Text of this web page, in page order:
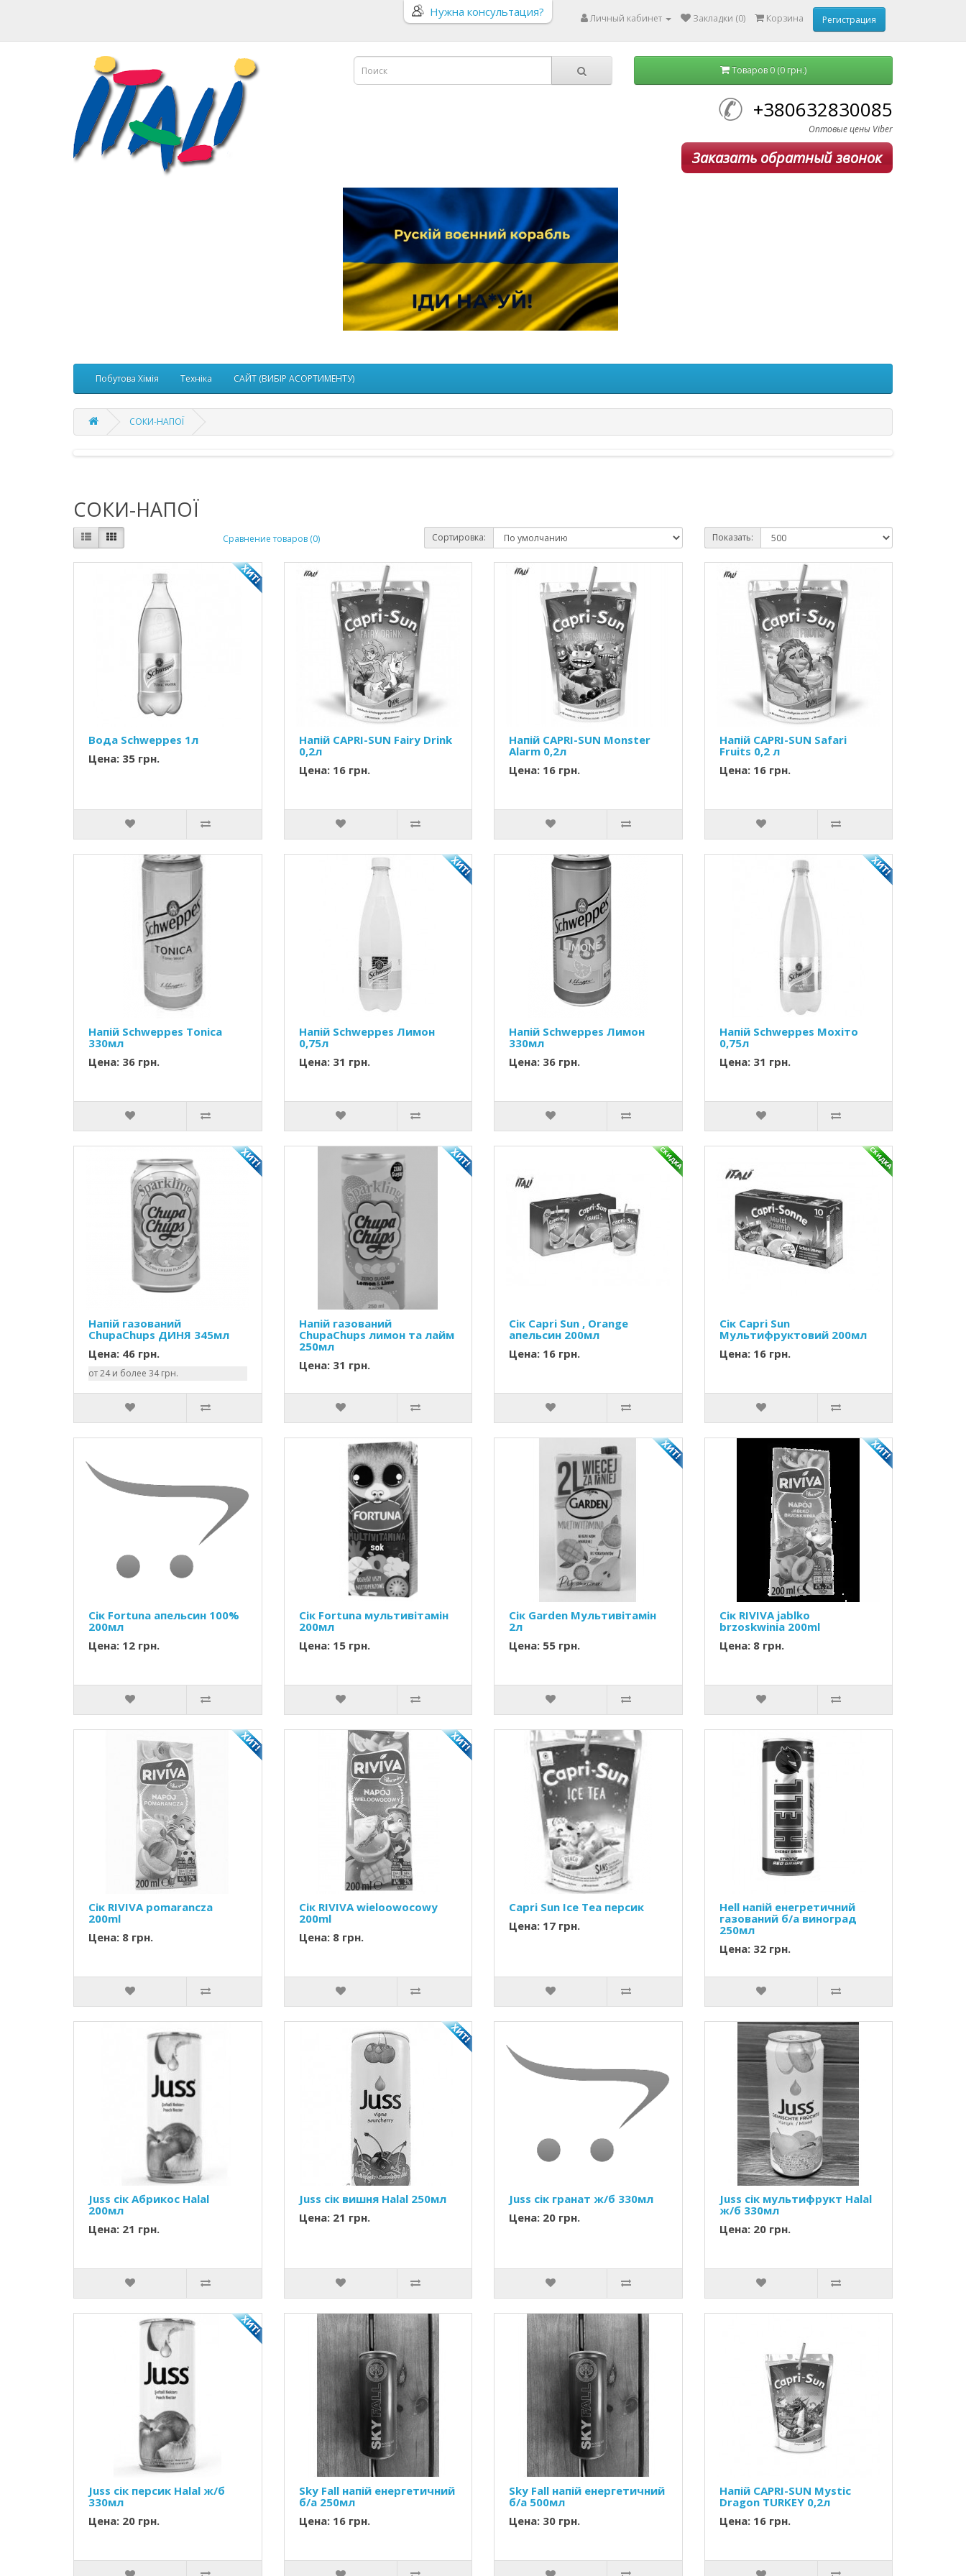
Личный кабинет Закладки (0) Корзина Регистрация
Нужна консультация?
Товаров 0 (0 грн.)
+380632830085
Оптовые цены Viber
Заказать обратный звонок
Побутова Хімія Техніка САЙТ (ВИБІР АСОРТИМЕНТУ)
СОКИ-НАПОЇ
СОКИ-НАПОЇ
Сравнение товаров (0) Сортировка: Показать:
Вода Schweppes 1л
Цена: 35 грн.
Напій CAPRI-SUN Fairy Drink
0,2л
Цена: 16 грн.
Напій CAPRI-SUN Monster
Alarm 0,2л
Цена: 16 грн.
Напій CAPRI-SUN Safari
Fruits 0,2 л
Цена: 16 грн.
Напій Schweppes Tonica
330мл
Цена: 36 грн.
Напій Schweppes Лимон
0,75л
Цена: 31 грн.
Напій Schweppes Лимон
330мл
Цена: 36 грн.
Напій Schweppes Мохіто
0,75л
Цена: 31 грн.
Напій газований
ChupaChups ДИНЯ 345мл
Цена: 46 грн.
от 24 и более 34 грн.
Напій газований
ChupaChups лимон та лайм
250мл
Цена: 31 грн.
Сік Capri Sun , Orange
апельсин 200мл
Цена: 16 грн.
Сік Capri Sun
Мультифруктовий 200мл
Цена: 16 грн.
Сік Fortuna апельсин 100%
200мл
Цена: 12 грн.
Сік Fortuna мультивітамін
200мл
Цена: 15 грн.
Сік Garden Мультивітамін
2л
Цена: 55 грн.
Сік RIVIVA jablko
brzoskwinia 200ml
Цена: 8 грн.
Сік RIVIVA pomarancza
200ml
Цена: 8 грн.
Сік RIVIVA wieloowocowy
200ml
Цена: 8 грн.
Capri Sun Ice Tea персик
Цена: 17 грн.
Hell напій енегретичний
газований б/а виноград
250мл
Цена: 32 грн.
Juss сік Абрикос Halal
200мл
Цена: 21 грн.
Juss сік вишня Halal 250мл
Цена: 21 грн.
Juss сік гранат ж/б 330мл
Цена: 20 грн.
Juss сік мультифрукт Halal
ж/б 330мл
Цена: 20 грн.
Juss сік персик Halal ж/б
330мл
Цена: 20 грн.
Sky Fall напій енергетичний
б/а 250мл
Цена: 16 грн.
Sky Fall напій енергетичний
б/а 500мл
Цена: 30 грн.
Напій CAPRI-SUN Mystic
Dragon TURKEY 0,2л
Цена: 16 грн.